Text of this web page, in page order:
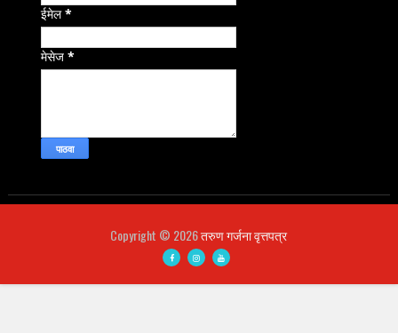
ईमेल*
मेसेज*
Copyright © 2026तरुण गर्जना वृत्तपत्र